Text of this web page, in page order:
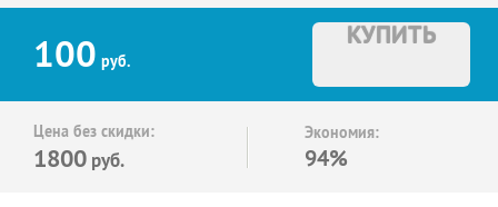
100 руб.
КУПИТЬ
Цена без скидки:
1800 руб.
Экономия:
94%